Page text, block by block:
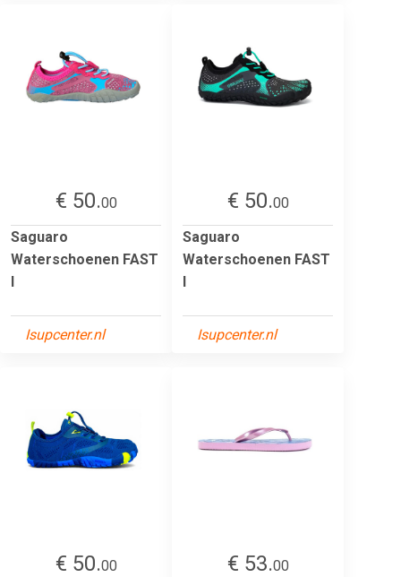
€ 50.00
Saguaro
Waterschoenen FAST
I
Isupcenter.nl
€ 50.00
Saguaro
Waterschoenen FAST
I
Isupcenter.nl
€ 50.00
€ 53.00